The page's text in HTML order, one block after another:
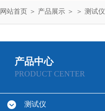
网站首页 ＞ 产品展示 ＞ ＞ 测试仪
产品中心
PRODUCT CENTER
测试仪